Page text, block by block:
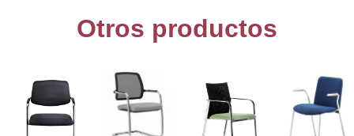
Otros productos